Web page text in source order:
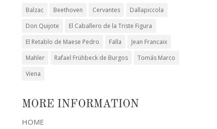
Balzac Beethoven Cervantes
Dallapiccola
Don Quijote
El Caballero de la Triste Figura
El Retablo de Maese Pedro
Falla
Jean Francaix
Mahler
Rafael Frühbeck de Burgos
Tomás Marco
Viena
MORE INFORMATION
HOME